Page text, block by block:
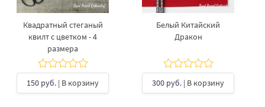
Квадратный стеганый
квилт с цветком - 4
размера
150 руб. | В корзину
Белый Китайский
Дракон
300 руб. | В корзину